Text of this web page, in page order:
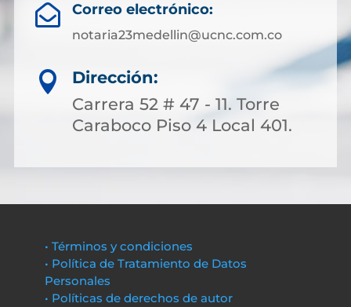
 Correo electrónico:
notaria23medellin@ucnc.com.co

Dirección:
Carrera 52 # 47 - 11. Torre
Caraboco Piso 4 Local 401.
• Términos y condiciones
• Política de Tratamiento de Datos
Personales
• Políticas de derechos de autor